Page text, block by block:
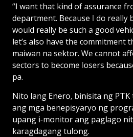
“I want that kind of assurance
department. Because I do really
would really be such a good
let’s also have the commitment
maiwan na sektor. We cannot
sectors to become losers
pa.
Nito lang Enero, binisita ng PTK
ang mga benepisyaryo ng
upang i-monitor ang paglago
karagdagang tulong.